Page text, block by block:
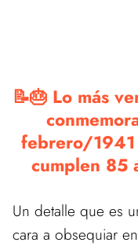
📝🎂 Lo más
febrero/1941
cumplen 85
Un detalle que es
cara a obsequiar